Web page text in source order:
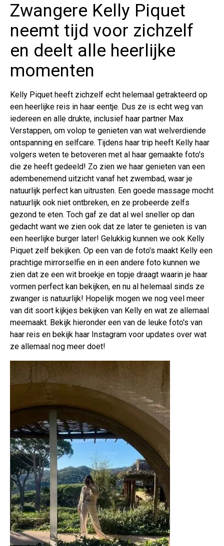
Zwangere Kelly Piquet
neemt tijd voor zichzelf
en deelt alle heerlijke
momenten
Kelly Piquet heeft zichzelf echt helemaal getrakteerd op
een heerlijke reis in haar eentje. Dus ze is echt weg van
iedereen en alle drukte, inclusief haar partner Max
Verstappen, om volop te genieten van wat welverdiende
ontspanning en selfcare. Tijdens haar trip heeft Kelly haar
volgers weten te betoveren met al haar gemaakte foto's
die ze heeft gedeeld! Zo zien we haar genieten van een
adembenemend uitzicht vanaf het zwembad, waar je
natuurlijk perfect kan uitrusten. Een goede massage mocht
natuurlijk ook niet ontbreken, en ze probeerde zelfs
gezond te eten. Toch gaf ze dat al wel sneller op dan
gedacht want we zien ook dat ze later te genieten is van
een heerlijke burger later! Gelukkig kunnen we ook Kelly
Piquet zelf bekijken. Op een van de foto's maakt Kelly een
prachtige mirrorselfie en in een andere foto kunnen we
zien dat ze een wit broekje en topje draagt waarin je haar
vormen perfect kan bekijken, en nu al helemaal sinds ze
zwanger is natuurlijk! Hopelijk mogen we nog veel meer
van dit soort kijkjes bekijken van Kelly en wat ze allemaal
meemaakt. Bekijk hieronder een van de leuke foto's van
haar reis en bekijk haar Instagram voor updates over wat
ze allemaal nog meer doet!